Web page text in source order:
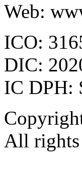
Web:
ICO:
DIC:
IC DPH:
All rights